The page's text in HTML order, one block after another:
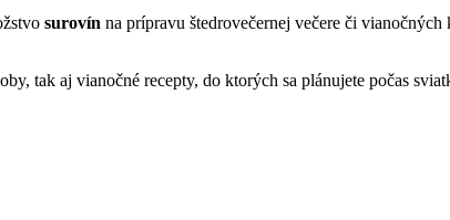
surovín na prípravu štedrovečernej večere či vianočných
tak aj vianočné recepty, do ktorých sa plánujete počas